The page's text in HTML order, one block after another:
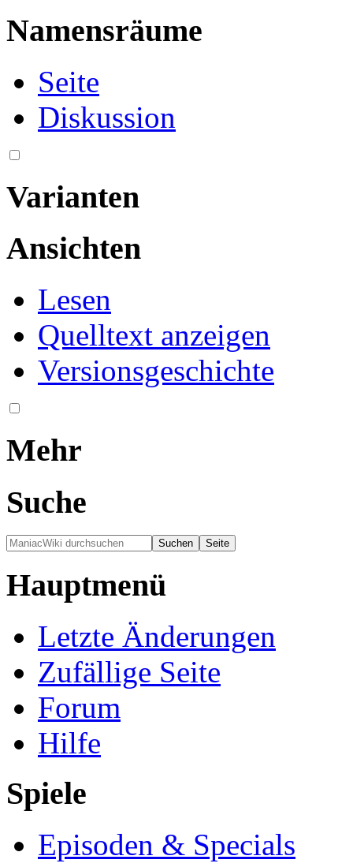
Namensräume
Seite
Diskussion
Varianten
Ansichten
Lesen
Quelltext anzeigen
Versionsgeschichte
Mehr
Suche
Hauptmenü
Letzte Änderungen
Zufällige Seite
Forum
Hilfe
Spiele
Episoden & Specials